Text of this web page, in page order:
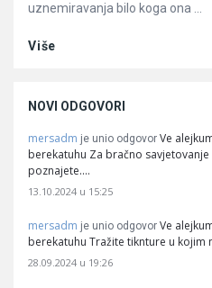
uznemiravanja bilo koga ona ...
Više
NOVI ODGOVORI
mersadm je unio odgovor Ve
berekatuhu Za bračno
poznajete.…
13.10.2024 u 15:25
mersadm je unio odgovor Ve
berekatuhu Tražite tiknture u kojim
28.09.2024 u 19:26